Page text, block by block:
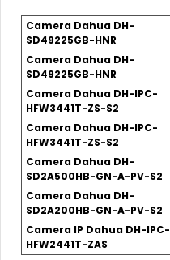
Camera Dahua DH-
SD49225GB-HNR
Camera Dahua DH-
SD49225GB-HNR
Camera Dahua DH-IPC-
HFW3441T-ZS-S2
Camera Dahua DH-IPC-
HFW3441T-ZS-S2
Camera Dahua DH-
SD2A500HB-GN-A-PV-S2
Camera Dahua DH-
SD2A200HB-GN-A-PV-S2
Camera IP Dahua DH-IPC-
HFW2441T-ZAS